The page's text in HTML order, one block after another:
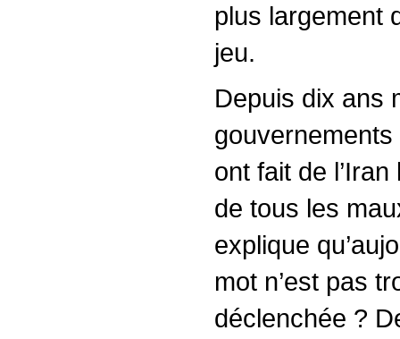
plus largement
jeu.
Depuis dix ans
ont fait de
de tous les
explique
mot n’est pas
déclenchée ?